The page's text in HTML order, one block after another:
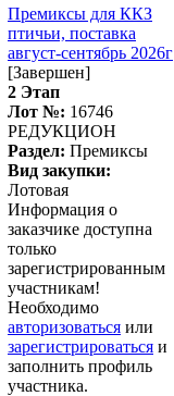
Премиксы для ККЗ
птичьи, поставка
август-сентябрь 2026г
[Завершен]
2 Этап
Лот №: 16746
РЕДУКЦИОН
Раздел: Премиксы
Вид закупки:
Лотовая
Информация о
заказчике доступна
только
зарегистрированным
участникам!
Необходимо
авторизоваться или
зарегистрироваться и
заполнить профиль
участника.